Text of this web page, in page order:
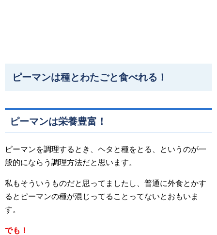
ピーマンは種とわたごと食べれる！
ピーマンは栄養豊富！
ピーマンを調理するとき、ヘタと種をとる、というのが一
般的にならう調理方法だと思います。
私もそういうものだと思ってましたし、普通に外食とかす
るとピーマンの種が混じってることってないとおもいま
す。
でも！